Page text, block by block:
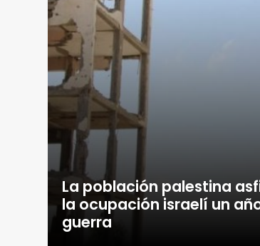
La población palestina
la ocupación israelí un
guerra